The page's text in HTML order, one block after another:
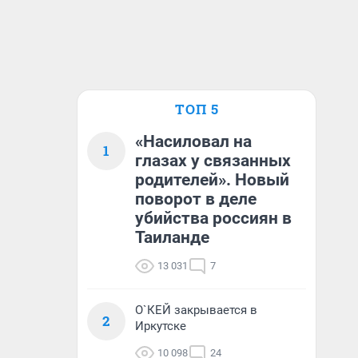
ТОП 5
1
«Насиловал на
глазах у связанных
родителей». Новый
поворот в деле
убийства россиян в
Таиланде
13 031 7
2
О`КЕЙ закрывается в
Иркутске
10 098 24